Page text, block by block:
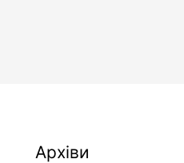
Архіви
Архіви